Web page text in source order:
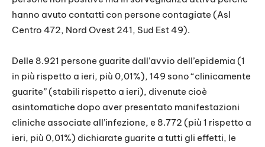
hanno avuto contatti con persone contagiate (Asl
Centro 472, Nord Ovest 241, Sud Est 49).
Delle 8.921 persone guarite dall’avvio dell’epidemia (1
in più rispetto a ieri, più 0,01%), 149 sono “clinicamente
guarite” (stabili rispetto a ieri), divenute cioè
asintomatiche dopo aver presentato manifestazioni
cliniche associate all’infezione, e 8.772 (più 1 rispetto a
ieri, più 0,01%) dichiarate guarite a tutti gli effetti, le